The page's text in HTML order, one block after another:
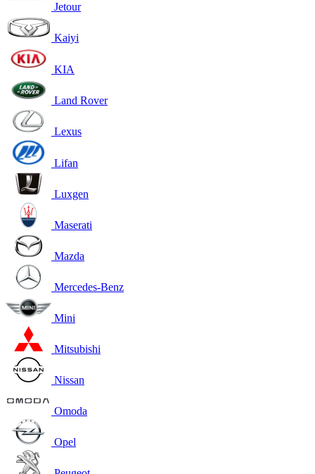
Jetour
Kaiyi
KIA
Land Rover
Lexus
Lifan
Luxgen
Maserati
Mazda
Mercedes-Benz
Mini
Mitsubishi
Nissan
Omoda
Opel